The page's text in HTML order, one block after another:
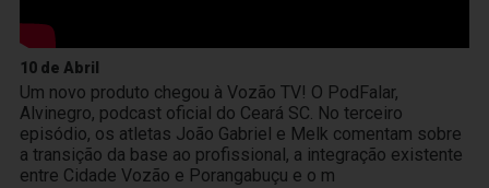
10 de Abril
Um novo produto chegou à Vozão TV! O PodFalar,
Alvinegro, podcast oficial do Ceará SC. No terceiro
episódio, os atletas João Gabriel e Melk comentam sobre
a transição da base ao profissional, a integração existente
entre Cidade Vozão e Porangabuçu e o m